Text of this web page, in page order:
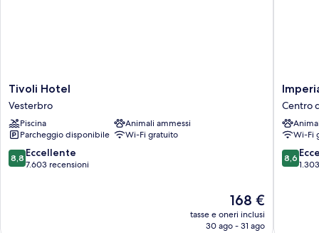
Tivoli
Hotel
Vesterbro
Tivoli Hotel
Vesterbro
Piscina
Animali ammessi
Parcheggio disponibile
Wi-Fi gratuito
8.8
su
8,8 Eccellente
7.603 recensioni
Il
prezzo
attuale
168 €
tasse e oneri inclusi
30 ago - 31 ago
Imperial
Hotel
Centro
di
Centro
Wi-Fi
8.6
su
8,6